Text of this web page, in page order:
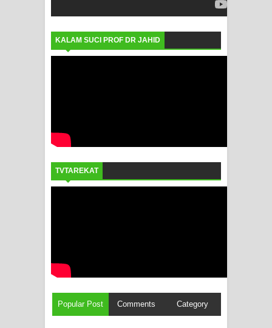
KALAM SUCI PROF DR JAHID
TVTAREKAT
Popular Post Comments Category